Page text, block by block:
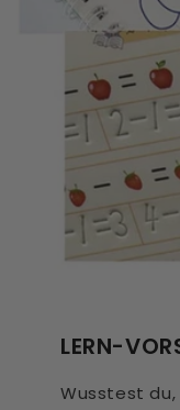
LERN-
Wusstest du,